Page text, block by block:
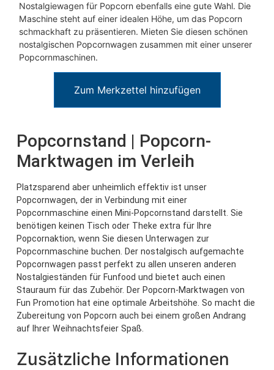
Nostalgiewagen für Popcorn ebenfalls eine gute Wahl. Die
Maschine steht auf einer idealen Höhe, um das Popcorn
schmackhaft zu präsentieren. Mieten Sie diesen schönen
nostalgischen Popcornwagen zusammen mit einer unserer
Popcornmaschinen.
Zum Merkzettel hinzufügen
Popcornstand | Popcorn-
Marktwagen im Verleih
Platzsparend aber unheimlich effektiv ist unser
Popcornwagen, der in Verbindung mit einer
Popcornmaschine einen Mini-Popcornstand darstellt. Sie
benötigen keinen Tisch oder Theke extra für Ihre
Popcornaktion, wenn Sie diesen Unterwagen zur
Popcornmaschine buchen. Der nostalgisch aufgemachte
Popcornwagen passt perfekt zu allen unseren anderen
Nostalgieständen für Funfood und bietet auch einen
Stauraum für das Zubehör. Der Popcorn-Marktwagen von
Fun Promotion hat eine optimale Arbeitshöhe. So macht die
Zubereitung von Popcorn auch bei einem großen Andrang
auf Ihrer Weihnachtsfeier Spaß.
Zusätzliche Informationen